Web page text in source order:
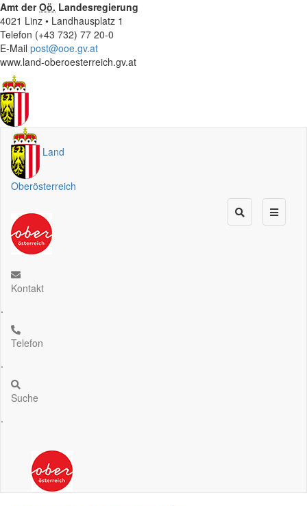
Amt derOö. Landesregierung
4021 Linz • Landhausplatz 1
Telefon (+43 732) 77 20-0
E-Mail post@ooe.gv.at
www.land-oberoesterreich.gv.at
Land
Oberösterreich
Kontakt
.
Telefon
.
Suche
.